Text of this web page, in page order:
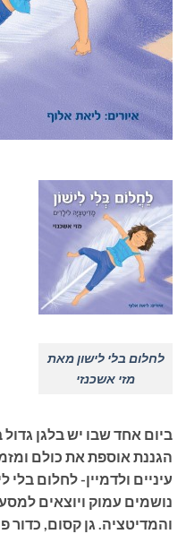
לחלום בלי לישון מאת
מזי אשכנזי
ביום אחד שבו יש בלגן
הגננת אוספת את כולם
עיניים ולדמיין- לחלום
נושמים עמוק ויוצאים
והמדיטציה. גן קסום, כדור